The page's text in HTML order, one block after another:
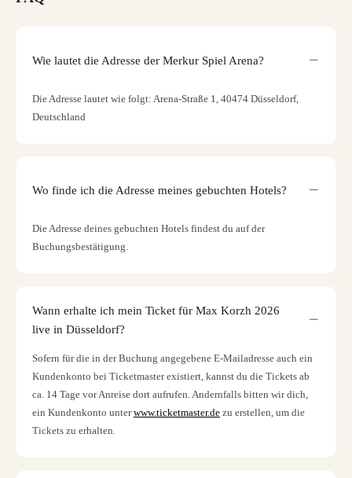
Wie lautet die Adresse der Merkur Spiel Arena?
Die Adresse lautet wie folgt: Arena-Straße 1, 40474 Düsseldorf,
Deutschland
Wo finde ich die Adresse meines gebuchten Hotels?
Die Adresse deines gebuchten Hotels findest du auf der
Buchungsbestätigung.
Wann erhalte ich mein Ticket für Max Korzh 2026
live in Düsseldorf?
Sofern für die in der Buchung angegebene E-Mailadresse auch ein
Kundenkonto bei Ticketmaster existiert, kannst du die Tickets ab
ca. 14 Tage vor Anreise dort aufrufen. Andernfalls bitten wir dich,
ein Kundenkonto unterwww.ticketmaster.de zu erstellen, um die
Tickets zu erhalten.